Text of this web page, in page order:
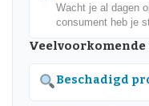
Wacht je al dagen
consument heb je
Veelvoorkomende
Beschadigd